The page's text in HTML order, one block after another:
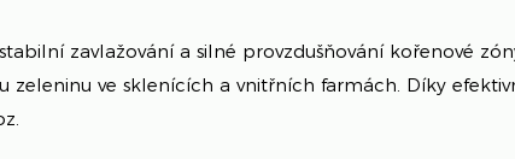
zavlažování a silné provzdušňování kořenové
ve sklenících a vnitřních farmách. Díky